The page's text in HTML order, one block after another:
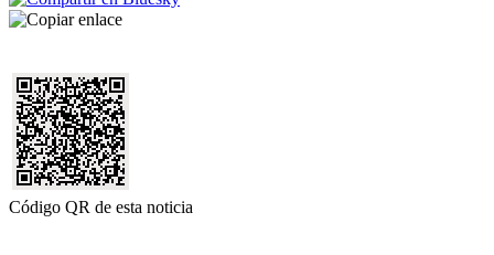
Código QR de esta noticia